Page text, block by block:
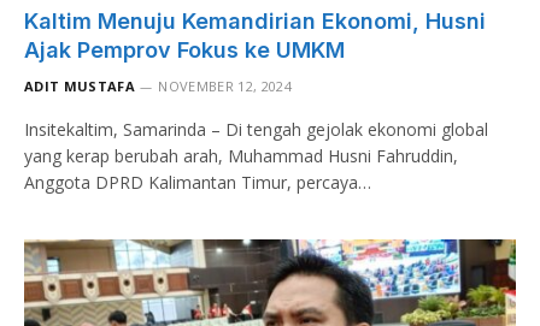
Kaltim Menuju Kemandirian Ekonomi, Husni
Ajak Pemprov Fokus ke UMKM
ADIT MUSTAFA NOVEMBER 12, 2024
Insitekaltim, Samarinda – Di tengah gejolak ekonomi global
yang kerap berubah arah, Muhammad Husni Fahruddin,
Anggota DPRD Kalimantan Timur, percaya…